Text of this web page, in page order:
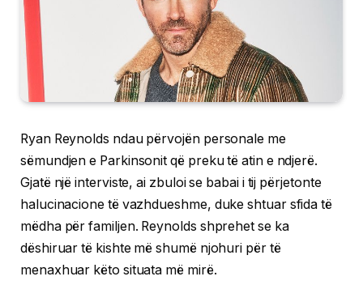
Ryan Reynolds ndau përvojën personale me
sëmundjen e Parkinsonit që preku të atin e ndjerë.
Gjatë një interviste, ai zbuloi se babai i tij përjetonte
halucinacione të vazhdueshme, duke shtuar sfida të
mëdha për familjen. Reynolds shprehet se ka
dëshiruar të kishte më shumë njohuri për të
menaxhuar këto situata më mirë.